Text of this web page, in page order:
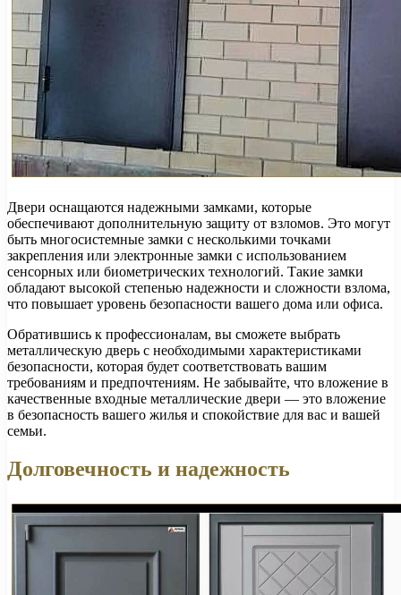
Двери оснащаются надежными замками, которые
обеспечивают дополнительную защиту от взломов. Это могут
быть многосистемные замки с несколькими точками
закрепления или электронные замки с использованием
сенсорных или биометрических технологий. Такие замки
обладают высокой степенью надежности и сложности взлома,
что повышает уровень безопасности вашего дома или офиса.
Обратившись к профессионалам, вы сможете выбрать
металлическую дверь с необходимыми характеристиками
безопасности, которая будет соответствовать вашим
требованиям и предпочтениям. Не забывайте, что вложение в
качественные входные металлические двери — это вложение
в безопасность вашего жилья и спокойствие для вас и вашей
семьи.
Долговечность и надежность